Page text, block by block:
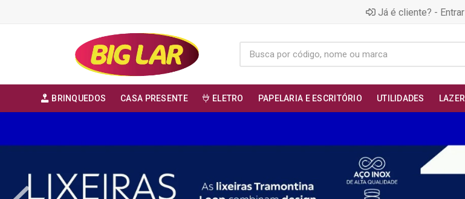
Já é cliente? - Entrar
BRINQUEDOS CASA PRESENTE ELETRO PAPELARIA E ESCRITÓRIO UTILIDADES LAZER